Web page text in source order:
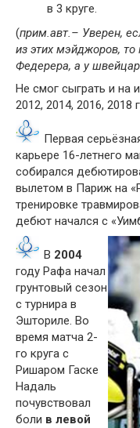
в 3 круге.
(прим.авт.– Уверен,
из этих мэйджоров,
Федерера, а у
Не смог сыграть и на
2012, 2014, 2016, 2018
Первая
карьере 16-летнего
собирался
вылетом в Париж на
тренировке
дебют начался с
В 2004
году Рафа начал
грунтовый сезон
с турнира в
Эшториле. Во
время матча 2-
го круга с
Ришаром Гаске
Надаль
почувствовал
боли в левой